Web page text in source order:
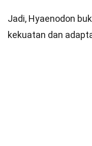
Jadi, Hyaenodon
kekuatan dan